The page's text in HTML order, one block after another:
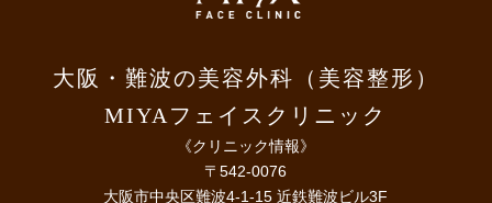
大阪・難波の美容外科（美容整形）
MIYAフェイスクリニック
《クリニック情報》
〒542-0076
大阪市中央区難波4-1-15 近鉄難波ビル3F